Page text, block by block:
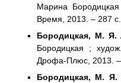
Марина
Время, 2013. – 287
Бородицкая, М. Я.
Бородицкая ;
Дрофа-Плюс, 2013. –
Бородицкая, М. Я.